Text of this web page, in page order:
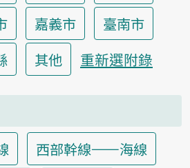
嘉義市
臺南市
其他 重新選附錄
西部幹線——海線